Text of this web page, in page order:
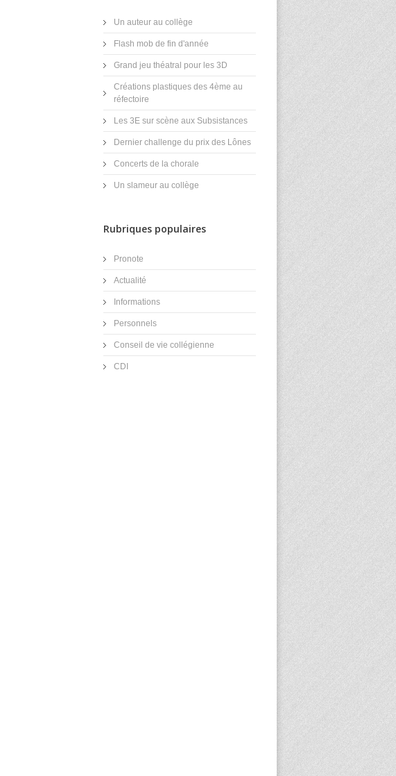
Un auteur au collège
Flash mob de fin d'année
Grand jeu théatral pour les 3D
Créations plastiques des 4ème au
réfectoire
Les 3E sur scène aux Subsistances
Dernier challenge du prix des Lônes
Concerts de la chorale
Un slameur au collège
Rubriques populaires
Pronote
Actualité
Informations
Personnels
Conseil de vie collégienne
CDI